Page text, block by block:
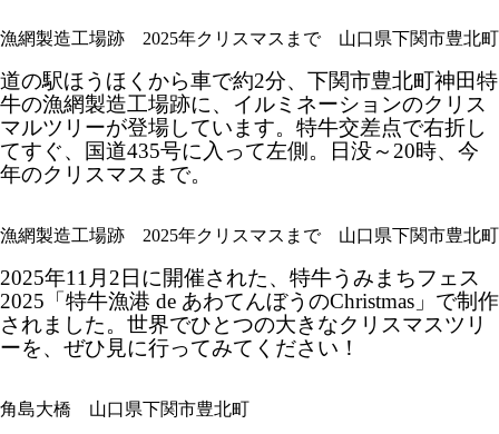
漁網製造工場跡 2025年クリスマスまで 山口県下関市豊北
道の駅ほうほくから車で約2分、下関市豊北町神田特
牛の漁網製造工場跡に、イルミネーションのクリス
マルツリーが登場しています。特牛交差点で右折し
てすぐ、国道435号に入って左側。日没～20時、今
年のクリスマスまで。
漁網製造工場跡 2025年クリスマスまで 山口県下関市豊北
2025年11月2日に開催された、特牛うみまちフェス
2025「特牛漁港 de あわてんぼうのChristmas」で制作
されました。世界でひとつの大きなクリスマスツリ
ーを、ぜひ見に行ってみてください！
角島大橋 山口県下関市豊北町